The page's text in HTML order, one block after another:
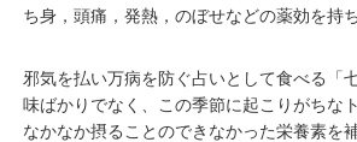
ち身，頭痛，発熱，のぼせなどの薬効を持ち
邪気を払い万病を防ぐ占いとして食べる「
味ばかりでなく、この季節に起こりがちな
なかなか摂ることのできなかった栄養素を